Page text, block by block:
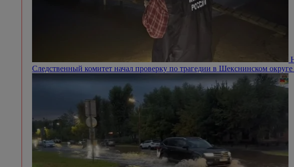
Следственный комитет начал проверку по трагедии в Шекснинском округе